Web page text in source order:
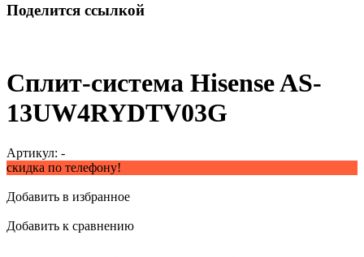
Поделится ссылкой
Сплит-система Hisense AS-
13UW4RYDTV03G
Артикул: -
скидка по телефону!
Добавить в избранное
Добавить к сравнению